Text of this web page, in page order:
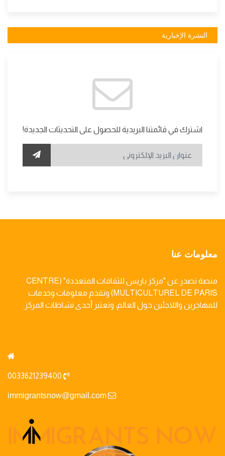
النشرة الإخبارية
اشترك في قائمتنا البريدية للحصول على التحديثات الجديدة!
معلومات عنا
منصة تصدر عن "مركز باريس للثقافات المتعددة" (CENTRE
MULTICULTUREL DE PARIS) وتقدم معلومات وخدمات
للمهاجرين واللاجئين حول العالم، وتعتبر أحدى نشاطات المركز.
immigrantsnow@gmail.com